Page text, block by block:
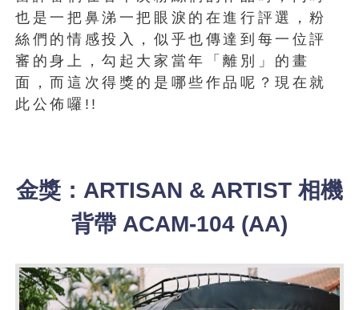
也是一把鼻涕一把眼淚的在進行評選，粉
絲們的情感投入，似乎也傳達到每一位評
審的身上，勾起大家當年「離別」的畫
面，而這次得獎的是哪些作品呢？現在就
此公佈囉!!
金獎：ARTISAN & ARTIST 相機
背帶 ACAM-104 (AA)